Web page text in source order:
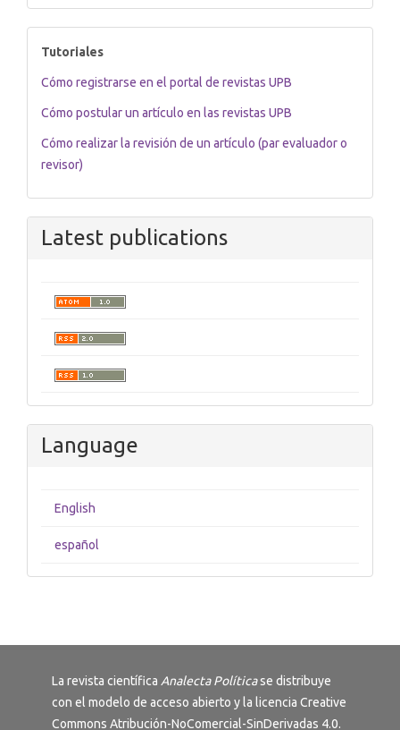
tutoriales
Tutoriales
Cómo registrarse en el portal de revistas UPB
Cómo postular un artículo en las revistas UPB
Cómo realizar la revisión de un artículo (par evaluador o
revisor)
Latest publications
Language
English
español
La revista científica Analecta Políticase distribuye
con el modelo de acceso abierto y la licencia Creative
Commons Atribución-NoComercial-SinDerivadas 4.0.